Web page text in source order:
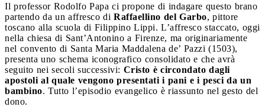
Il professor Rodolfo Papa ci propone di indagare questo brano
partendo da un affresco di Raffaellino del Garbo, pittore
toscano alla scuola di Filippino Lippi. L’affresco staccato, oggi
nella chiesa di Sant’Antonino a Firenze, ma originariamente
nel convento di Santa Maria Maddalena de’ Pazzi (1503),
presenta uno schema iconografico consolidato e che avrà
seguito nei secoli successivi: Cristo è circondato dagli
apostoli al quale vengono presentati i pani e i pesci da un
bambino. Tutto l’episodio evangelico è riassunto nel gesto del
dono.